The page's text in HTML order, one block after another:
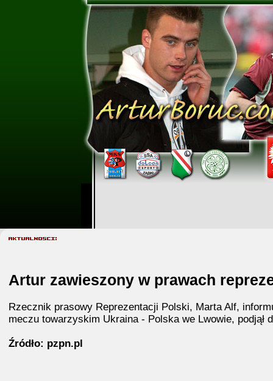
Artur zawieszony w prawach
Rzecznik prasowy Reprezentacji Polski, Marta Alf,
meczu towarzyskim Ukraina - Polska we Lwowie,
Źródło: pzpn.pl